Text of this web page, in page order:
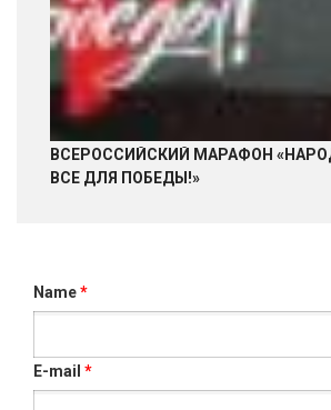
ВСЕРОССИЙСКИЙ МАРАФОН
ВСЕ ДЛЯ ПОБЕДЫ!»
Name*
E-mail *